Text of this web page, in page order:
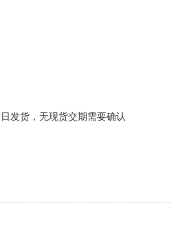
发货，无现货交期需要确认